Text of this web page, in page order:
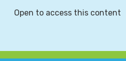
Open to access this content